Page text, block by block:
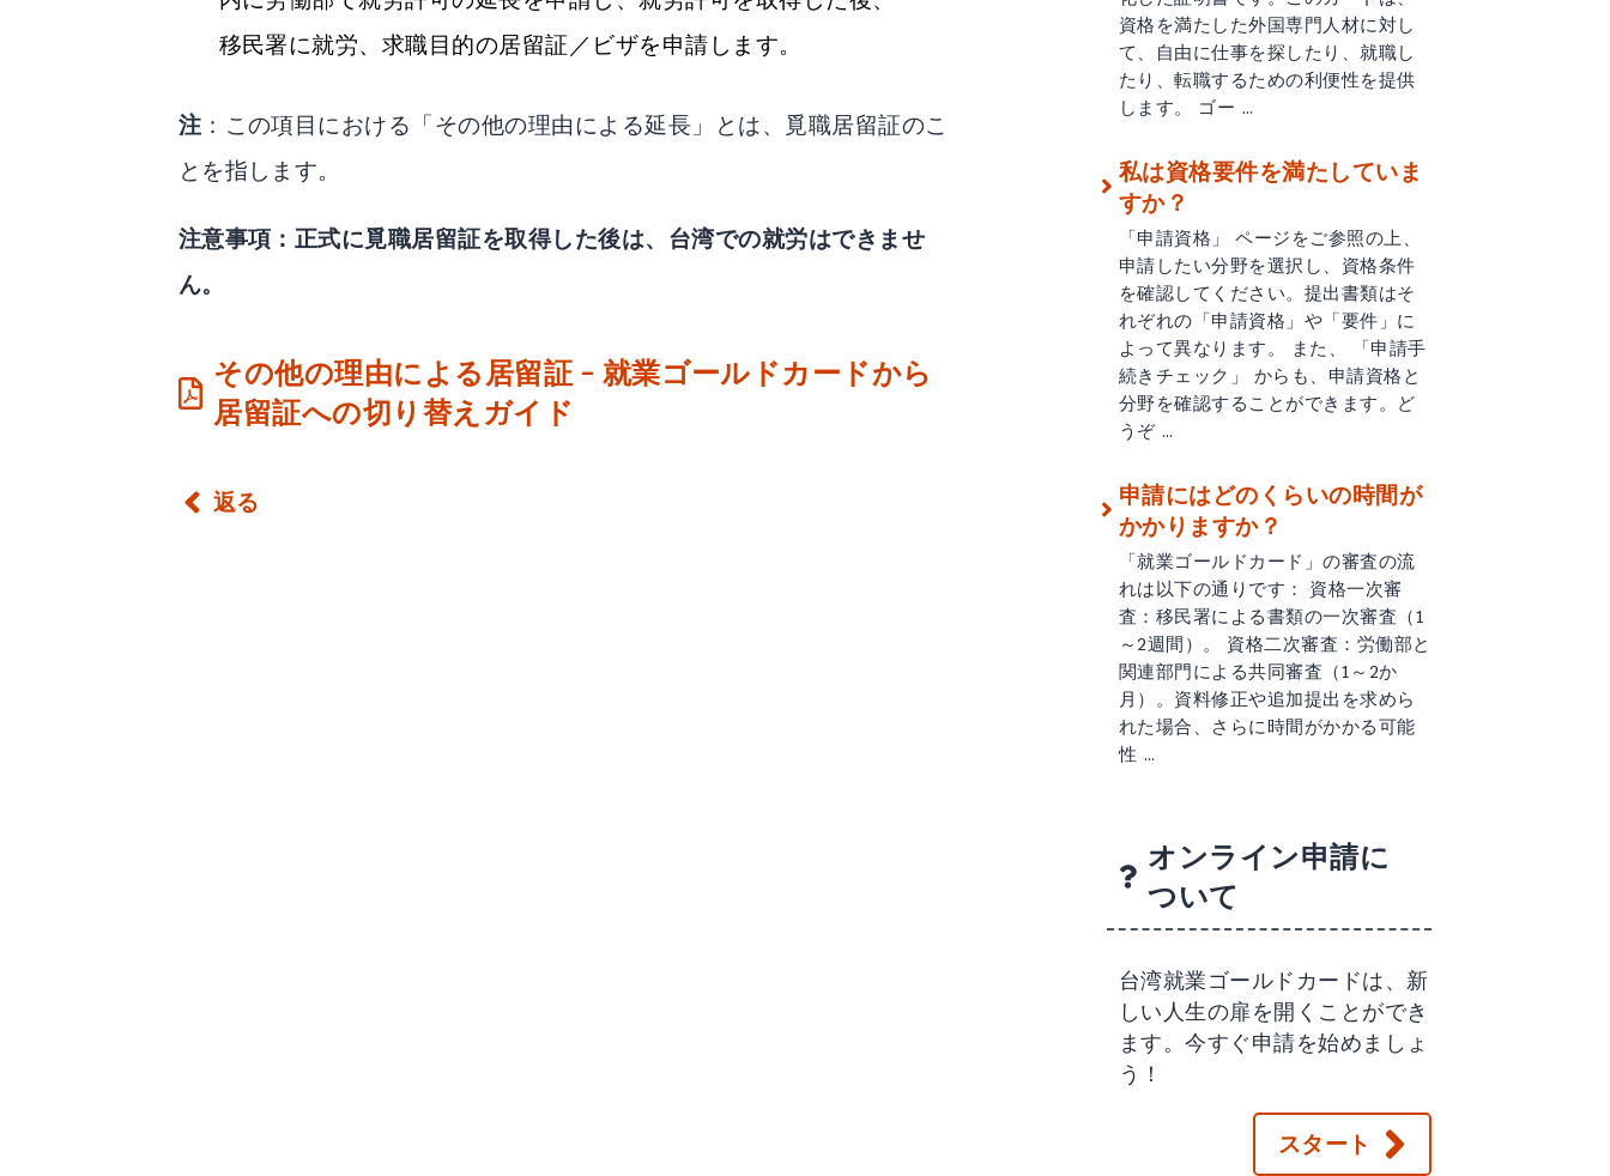
移民署に就労、求職目的の居留証／ビザを申請します。
注 ：この項目における「その他の理由による延長」とは、覓職居留証のこ
とを指します。
注意事項：正式に覓職居留証を取得した後は、台湾での就労はできませ
ん。
その他の理由による居留証 - 就業ゴールドカードから
居留証への切り替えガイド
返る
資格を満たした外国専門人材に対し
て、自由に仕事を探したり、就職し
たり、転職するための利便性を提供
します。 ゴー …
私は資格要件を満たしていま
すか？
「申請資格」 ページをご参照の上、
申請したい分野を選択し、資格条件
を確認してください。提出書類はそ
れぞれの「申請資格」や「要件」に
よって異なります。 また、 「申請手
続きチェック」 からも、申請資格と
分野を確認することができます。ど
うぞ …
申請にはどのくらいの時間が
かかりますか？
「就業ゴールドカード」の審査の流
れは以下の通りです： 資格一次審
査：移民署による書類の一次審査（1
～2週間）。 資格二次審査：労働部と
関連部門による共同審査（1～2か
月）。資料修正や追加提出を求めら
れた場合、さらに時間がかかる可能
性 …
オンライン申請に
ついて
台湾就業ゴールドカードは、新
しい人生の扉を開くことができ
ます。今すぐ申請を始めましょ
う！
スタート